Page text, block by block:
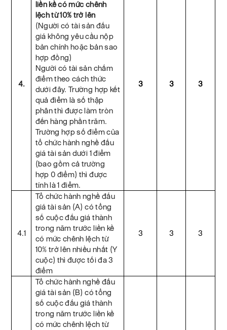
4.
liền kề có mức chênh
lệch từ 10% trở lên
(Người có tài sản đấu
giá không yêu cầu nộp
bản chính hoặc bản sao
hợp đồng)
Người có tài sản chấm
điểm theo cách thức
dưới đây. Trường hợp kết
quả điểm là số thập
phân thì được làm tròn
đến hàng phần trăm.
Trường hợp số điểm của
tổ chức hành nghề đấu
giá tài sản dưới 1 điểm
(bao gồm cả trường
hợp 0 điểm) thì được
tính là 1 điểm.
3 3 3
4.1
Tổ chức hành nghề đấu
giá tài sản (A) có tổng
số cuộc đấu giá thành
trong năm trước liền kề
có mức chênh lệch từ
10% trở lên nhiều nhất (Y
cuộc) thì được tối đa 3
điểm
3 3 3
Tổ chức hành nghề đấu
giá tài sản (B) có tổng
số cuộc đấu giá thành
trong năm trước liền kề
có mức chênh lệch từ